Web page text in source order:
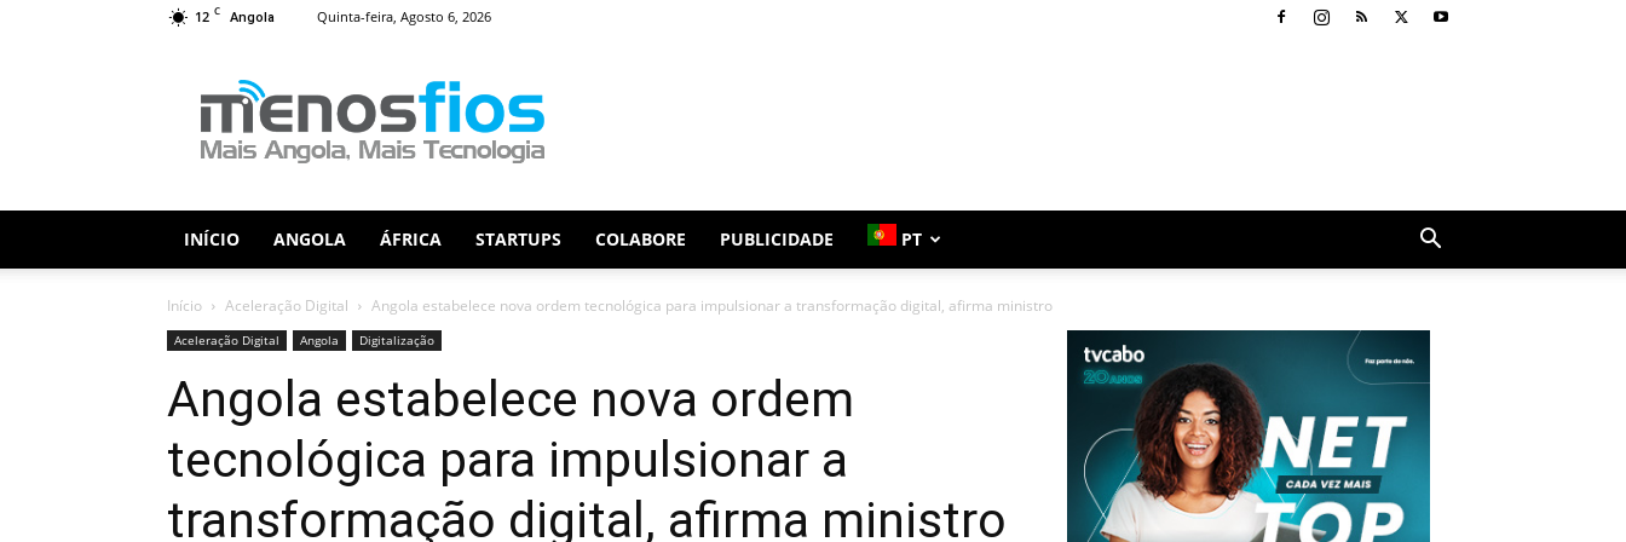
12 C Angola Quinta-feira, Agosto 6, 2026
Fios
INÍCIO ANGOLA ÁFRICA STARTUPS COLABORE PUBLICIDADE PT
Início Aceleração Digital Angola estabelece nova ordem tecnológica para impulsionar a transformação digital, afirma ministro
Aceleração Digital Angola Digitalização
Angola estabelece nova ordem
tecnológica para impulsionar a
transformação digital, afirma ministro